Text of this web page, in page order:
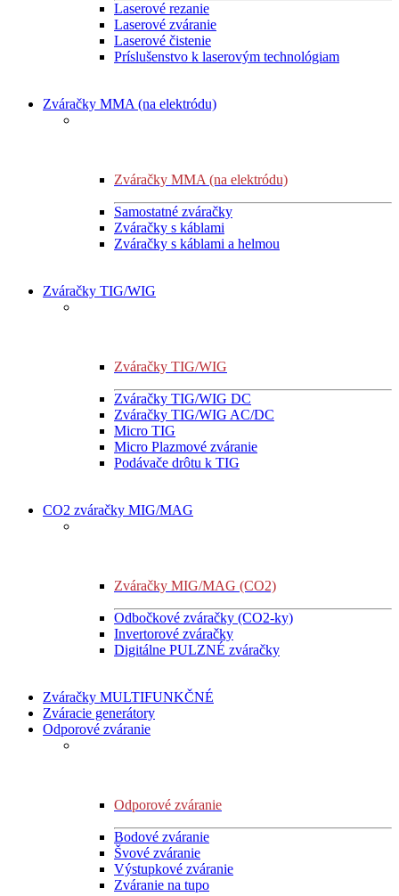
Laserové rezanie
Laserové zváranie
Laserové čistenie
Príslušenstvo k laserovým technológiam
Zváračky MMA (na elektródu)
Zváračky MMA (na elektródu)
Samostatné zváračky
Zváračky s káblami
Zváračky s káblami a helmou
Zváračky TIG/WIG
Zváračky TIG/WIG
Zváračky TIG/WIG DC
Zváračky TIG/WIG AC/DC
Micro TIG
Micro Plazmové zváranie
Podávače drôtu k TIG
CO2 zváračky MIG/MAG
Zváračky MIG/MAG (CO2)
Odbočkové zváračky (CO2-ky)
Invertorové zváračky
Digitálne PULZNÉ zváračky
Zváračky MULTIFUNKČNÉ
Zváracie generátory
Odporové zváranie
Odporové zváranie
Bodové zváranie
Švové zváranie
Výstupkové zváranie
Zváranie na tupo